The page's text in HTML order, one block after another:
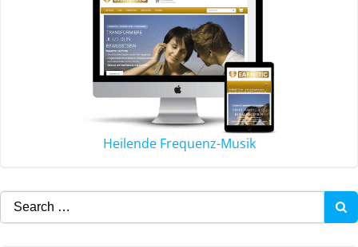
Heilende Frequenz-Musik